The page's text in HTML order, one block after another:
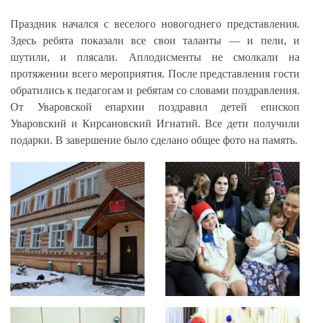
Праздник начался с веселого новогоднего представления.
Здесь ребята показали все свои таланты — и пели, и
шутили, и плясали. Аплодисменты не смолкали на
протяжении всего мероприятия. После представления гости
обратились к педагогам и ребятам со словами поздравления.
От Уваровской епархии поздравил детей епископ
Уваровский и Кирсановский Игнатий. Все дети получили
подарки. В завершение было сделано общее фото на память.